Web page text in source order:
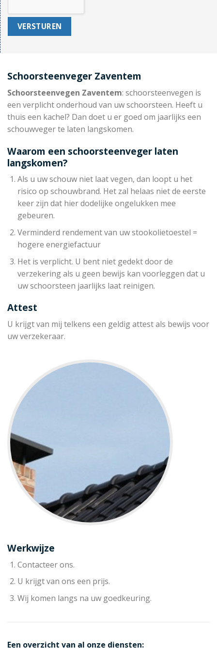
Schoorsteenveger Zaventem
Schoorsteenvegen Zaventem: schoorsteenvegen is
een verplicht onderhoud van uw schoorsteen. Heeft u
thuis een kachel? Dan doet u er goed om jaarlijks een
schouwveger te laten langskomen.
Waarom een schoorsteenveger laten
langskomen?
Als u uw schouw niet laat vegen, dan loopt u het
risico op schouwbrand. Het zal helaas niet de eerste
keer zijn dat hier dodelijke ongelukken mee
gebeuren.
Verminderd rendement van uw stookolietoestel =
hogere energiefactuur
Het is verplicht. U bent niet gedekt door de
verzekering als u geen bewijs kan voorleggen dat u
uw schoorsteen jaarlijks laat reinigen.
Attest
U krijgt van mij telkens een geldig attest als bewijs voor
uw verzekeraar.
Werkwijze
Contacteer ons.
U krijgt van ons een prijs.
Wij komen langs na uw goedkeuring.
Een overzicht van al onze diensten: